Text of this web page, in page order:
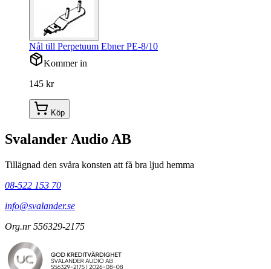
Nål till Perpetuum Ebner PE-8/10
Kommer in
145 kr
Köp
Svalander Audio AB
Tillägnad den svåra konsten att få bra ljud hemma
08-522 153 70
info@svalander.se
Org.nr 556329-2175